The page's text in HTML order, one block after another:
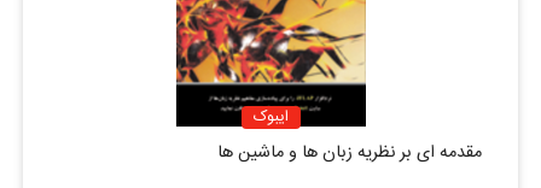
ایبوک
مقدمه ای بر نظریه زبان ها و ماشین ها